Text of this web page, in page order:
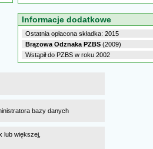
Informacje dodatkowe
Ostatnia opłacona składka: 2015
Brązowa Odznaka PZBS (2009)
Wstąpił do PZBS w roku 2002
bazy danych
lub większej,